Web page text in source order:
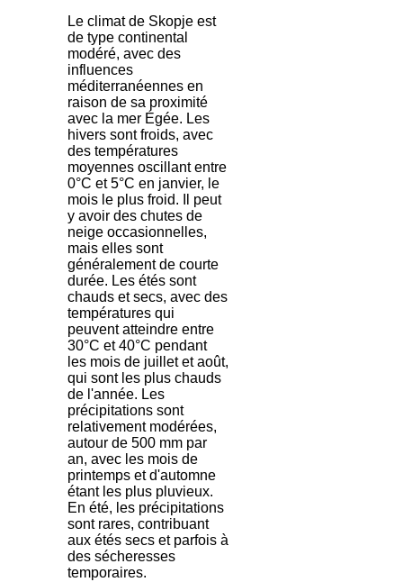
Le climat de Skopje est
de type continental
modéré, avec des
influences
méditerranéennes en
raison de sa proximité
avec la mer Égée. Les
hivers sont froids, avec
des températures
moyennes oscillant entre
0°C et 5°C en janvier, le
mois le plus froid. Il peut
y avoir des chutes de
neige occasionnelles,
mais elles sont
généralement de courte
durée. Les étés sont
chauds et secs, avec des
températures qui
peuvent atteindre entre
30°C et 40°C pendant
les mois de juillet et août,
qui sont les plus chauds
de l'année. Les
précipitations sont
relativement modérées,
autour de 500 mm par
an, avec les mois de
printemps et d'automne
étant les plus pluvieux.
En été, les précipitations
sont rares, contribuant
aux étés secs et parfois à
des sécheresses
temporaires.